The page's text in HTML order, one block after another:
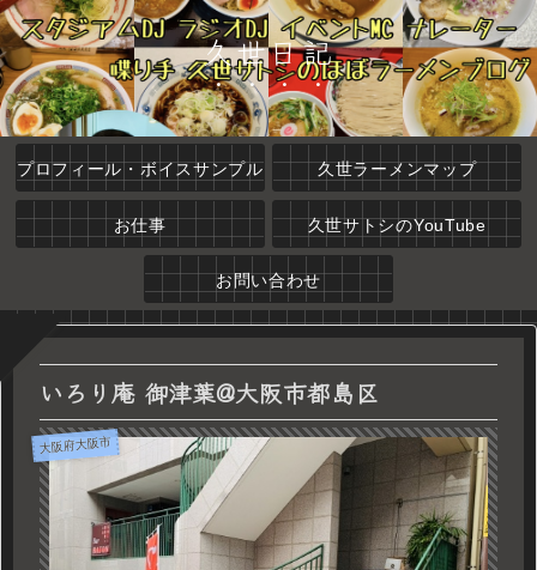
久世日記
プロフィール・ボイスサンプル 久世ラーメンマップ
お仕事 久世サトシのYouTube
お問い合わせ
いろり庵 御津葉@大阪市都島区
大阪府大阪市